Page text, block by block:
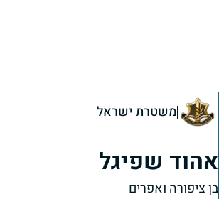
משטרת ישראל
אהוד שפיגל
בן ציפורה ואפרים